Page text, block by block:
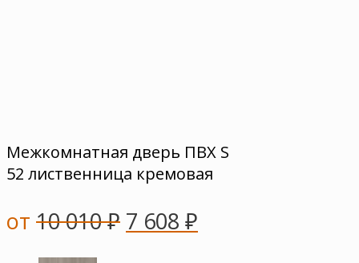
Межкомнатная дверь ПВХ S
52 лиственница кремовая
от 10 010₽ 7 608 ₽